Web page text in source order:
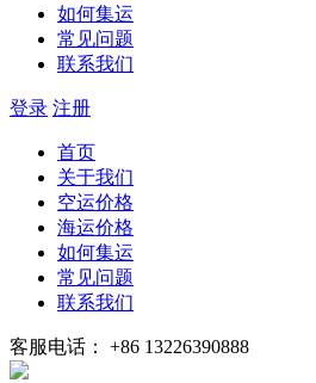
如何集运
常见问题
联系我们
登录 注册
首页
关于我们
空运价格
海运价格
如何集运
常见问题
联系我们
客服电话： +86 13226390888